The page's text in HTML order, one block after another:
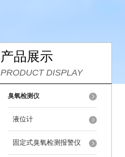
产品展示
PRODUCT DISPLAY
臭氧检测仪
液位计
固定式臭氧检测报警仪